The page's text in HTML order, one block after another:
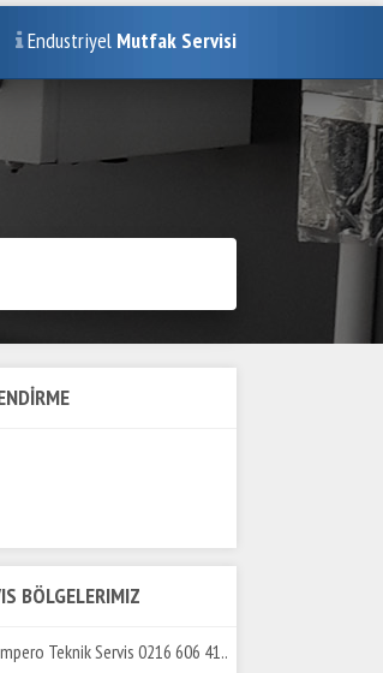
Endustriyel Mutfak Servisi
BÖLGELERIMIZ
Teknik Servis 0216 606 41..